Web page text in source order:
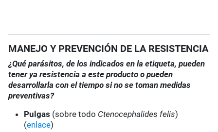
MANEJO Y PREVENCIÓN DE LA RESISTENCIA
¿Qué parásitos, de los indicados en la etiqueta, pueden
tener ya resistencia a este producto o pueden
desarrollarla con el tiempo si no se toman medidas
preventivas?
Pulgas (sobre todo Ctenocephalides felis)
(enlace)